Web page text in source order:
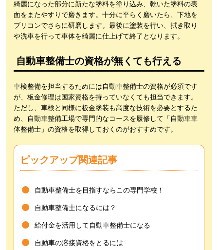
綺麗になった部分に新たな塗料を塗り込み、乾いた塗料の表
面をまたやすりで磨きます。十分に平らく磨いたら、下地を
ブリコンでさらに研磨します。最後に塗装を行い、拭き取り
や洗車を行って車体を綺麗に仕上げて終了となります。
自動車整備士の資格が無くても行える
車検整備を担当するためには自動車整備士の資格が必須です
が、板金修理は国家資格を持っていなくても担当できます。
ただし、車検と同様に板金塗装も高度な技術を必要とするた
め、自動車整備工場で専門的なコースを履修して「自動車車
体整備士」の資格を取得しておくのがおすすめです。
ピックアップ関連記事
自動車整備士を目指すならこの専門学校！
自動車整備士になるには？
給付金を活用して自動車整備士になる
自動車の溶接資格をとるには